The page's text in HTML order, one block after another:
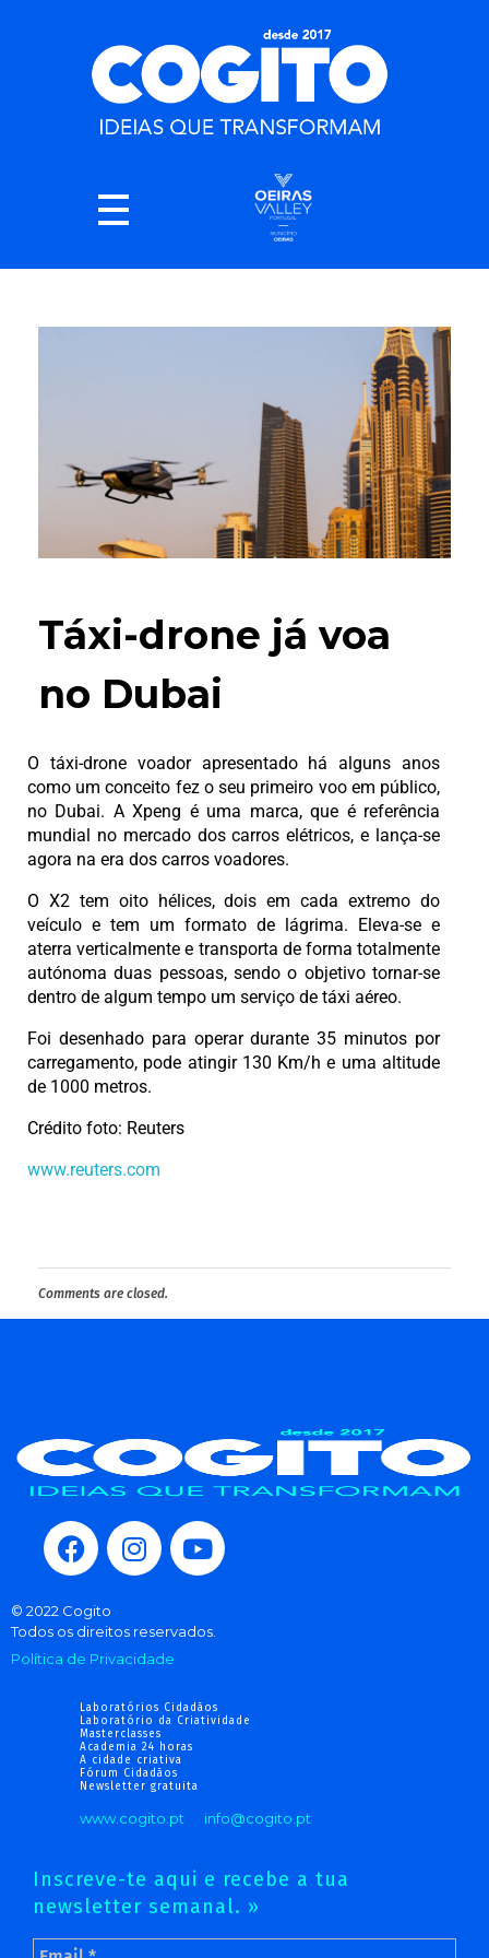
Táxi-drone já voa
no Dubai
O táxi-drone voador apresentado há alguns anos
como um conceito fez o seu primeiro voo em público,
no Dubai. A Xpeng é uma marca, que é referência
mundial no mercado dos carros elétricos, e lança-se
agora na era dos carros voadores.
O X2 tem oito hélices, dois em cada extremo do
veículo e tem um formato de lágrima. Eleva-se e
aterra verticalmente e transporta de forma totalmente
autónoma duas pessoas, sendo o objetivo tornar-se
dentro de algum tempo um serviço de táxi aéreo.
Foi desenhado para operar durante 35 minutos por
carregamento, pode atingir 130 Km/h e uma altitude
de 1000 metros.
Crédito foto: Reuters
www.reuters.com
Comments are closed.
© 2022 Cogito
Todos os direitos reservados.
Política de Privacidade
Laboratórios Cidadãos
Laboratório da Criatividade
Masterclasses
Academia 24 horas
A cidade criativa
Fórum Cidadãos
Newsletter gratuita
www.cogito.pt info@cogito.pt
Inscreve-te aqui e recebe a tua
newsletter semanal. »